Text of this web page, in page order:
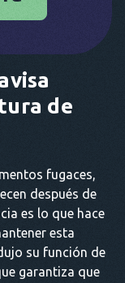
de
fugaces,
después de
es lo que hace
esta
su función de
garantiza que